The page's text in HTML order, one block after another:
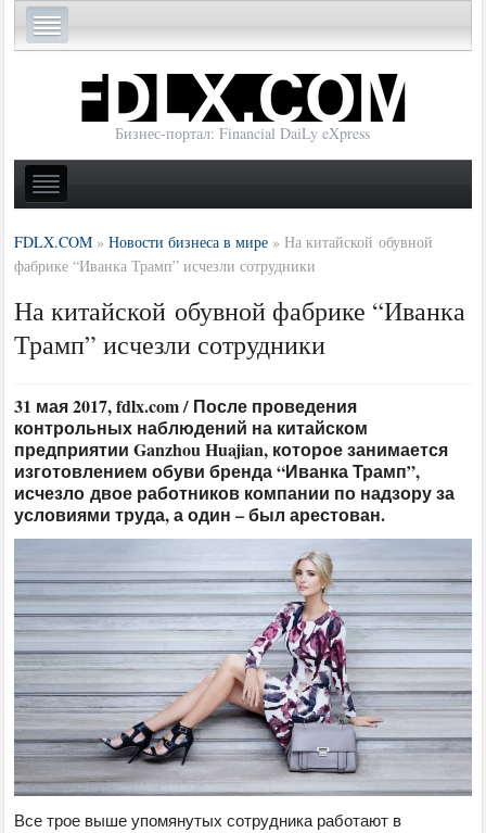
Бизнес-портал: Financial DaiLy eXpress
FDLX.COM »Новости бизнеса в мире »На китайской обувной
фабрике “Иванка Трамп” исчезли сотрудники
На китайской обувной фабрике “Иванка
Трамп” исчезли сотрудники
31 мая 2017, fdlx.com / После проведения
контрольных наблюдений на китайском
предприятии Ganzhou Huajian, которое занимается
изготовлением обуви бренда “Иванка Трамп”,
исчезло двое работников компании по надзору за
условиями труда, а один – был арестован.
Все трое выше упомянутых сотрудника работают в